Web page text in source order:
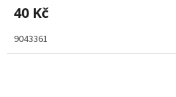
40 Kč
9043361